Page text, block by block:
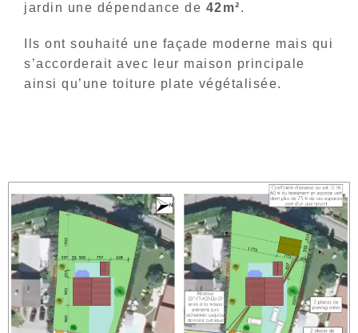
jardin une dépendance de 42m².
Ils ont souhaité une façade moderne mais qui
s’accorderait avec leur maison principale
ainsi qu’une toiture plate végétalisée.